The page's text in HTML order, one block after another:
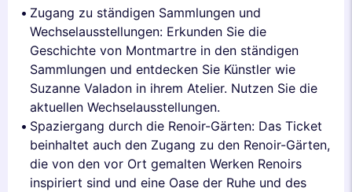
Zugang zu ständigen Sammlungen und
Wechselausstellungen: Erkunden Sie die
Geschichte von Montmartre in den ständigen
Sammlungen und entdecken Sie Künstler wie
Suzanne Valadon in ihrem Atelier. Nutzen Sie die
aktuellen Wechselausstellungen.
Spaziergang durch die Renoir-Gärten: Das Ticket
beinhaltet auch den Zugang zu den Renoir-Gärten,
die von den vor Ort gemalten Werken Renoirs
inspiriert sind und eine Oase der Ruhe und des